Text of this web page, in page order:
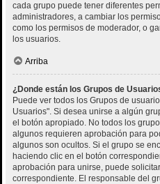
cada grupo puede tener diferentes
administradores, a cambiar los
como los permisos de moderador, o
los usuarios.
Arriba
¿Donde están los Grupos de
Puede ver todos los Grupos de
Usuarios". Si desea unirse a algún
el botón apropiado. No todos los
algunos requieren aprobación para
algunos son ocultos. Si el grupo se
haciendo clic en el botón
aprobación para unirse, puede
correspondiente. El responsable del